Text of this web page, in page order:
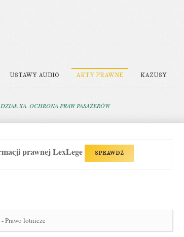
USTAWY AUDIO AKTY PRAWNE KAZUSY
DZIAŁ XA. OCHRONA PRAW PASAŻERÓW
prawnej LexLege SPRAWDŹ
Prawo lotnicze